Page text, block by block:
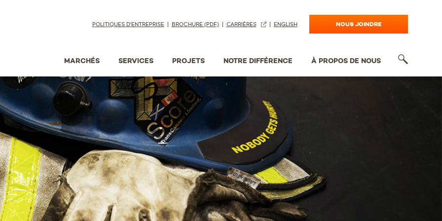
NOUS JOINDRE
POLITIQUES D'ENTREPRISE BROCHURE (PDF) CARRIÈRES ENGLISH
MARCHÉS SERVICES PROJETS NOTRE DIFFÉRENCE À PROPOS DE NOUS